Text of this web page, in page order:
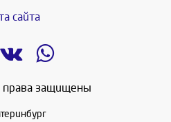
сайта
защищены